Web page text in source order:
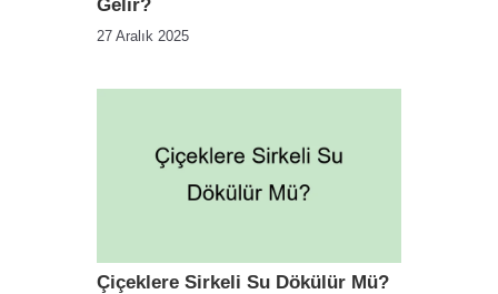
Gelir?
27 Aralık 2025
Çiçeklere Sirkeli Su Dökülür Mü?